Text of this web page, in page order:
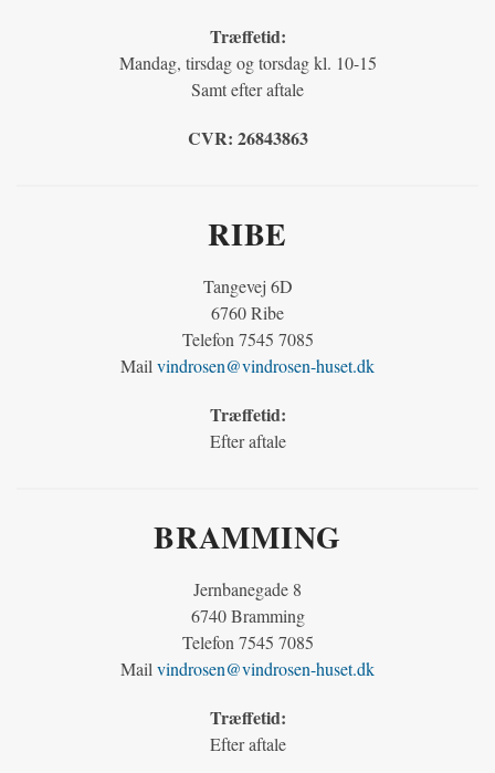
Træffetid:
Mandag, tirsdag og torsdag kl. 10-15
Samt efter aftale
CVR: 26843863
RIBE
Tangevej 6D
6760 Ribe
Telefon 7545 7085
Mail vindrosen@vindrosen-huset.dk
Træffetid:
Efter aftale
BRAMMING
Jernbanegade 8
6740 Bramming
Telefon 7545 7085
Mail vindrosen@vindrosen-huset.dk
Træffetid:
Efter aftale